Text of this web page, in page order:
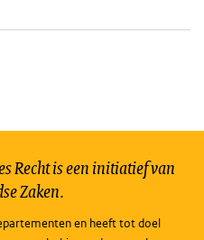
Recht is een initiatief van
Zaken.
en heeft tot doel